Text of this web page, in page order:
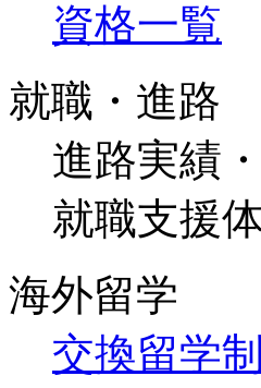
資格一覧
就職・進路
進路実績
就職支援
海外留学
交換留学